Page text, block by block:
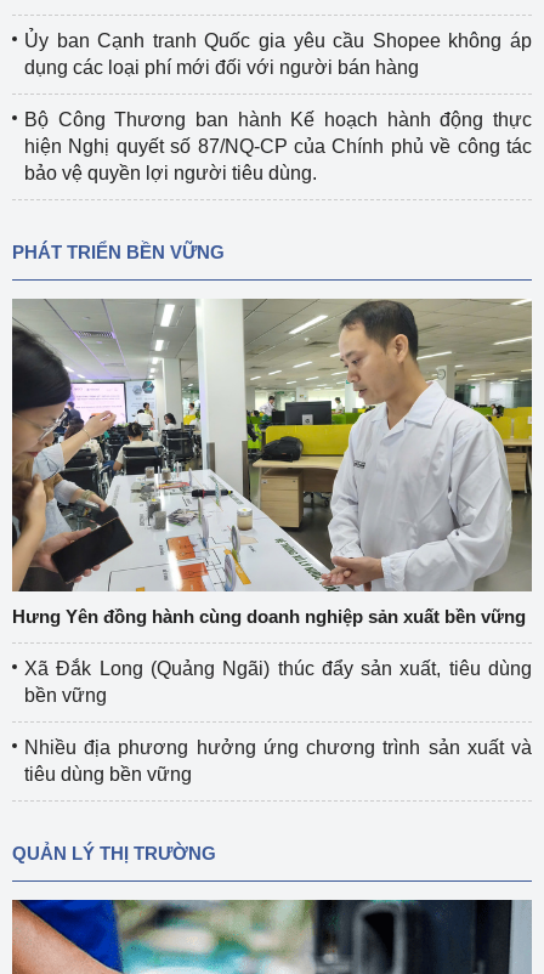
Ủy ban Cạnh tranh Quốc gia yêu cầu Shopee không áp
dụng các loại phí mới đối với người bán hàng
Bộ Công Thương ban hành Kế hoạch hành động thực
hiện Nghị quyết số 87/NQ-CP của Chính phủ về công tác
bảo vệ quyền lợi người tiêu dùng.
PHÁT TRIỂN BỀN VỮNG
Hưng Yên đồng hành cùng doanh nghiệp sản xuất bền vững
Xã Đắk Long (Quảng Ngãi) thúc đẩy sản xuất, tiêu dùng
bền vững
Nhiều địa phương hưởng ứng chương trình sản xuất và
tiêu dùng bền vững
QUẢN LÝ THỊ TRƯỜNG